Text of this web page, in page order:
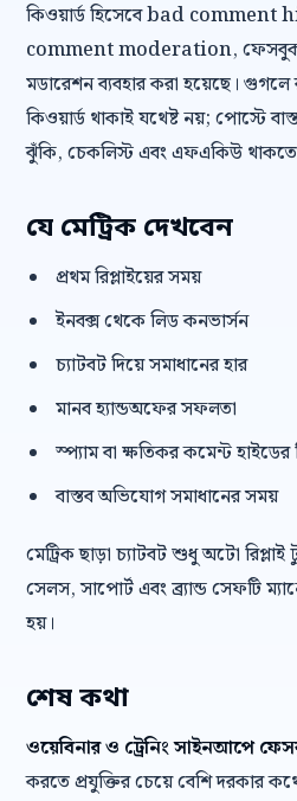
কিওয়ার্ড হিসেবে bad
comment moderation, ফেসবুক
মডারেশন ব্যবহার করা হয়েছে। গুগলে
কিওয়ার্ড থাকাই যথেষ্ট নয়; পোস্টে
ঝুঁকি, চেকলিস্ট এবং এফএকিউ
যে মেট্রিক দেখবেন
প্রথম রিপ্লাইয়ের সময়
ইনবক্স থেকে লিড কনভার্সন
চ্যাটবট দিয়ে সমাধানের হার
মানব হ্যান্ডঅফের সফলতা
স্প্যাম বা ক্ষতিকর কমেন্ট হাইডের
বাস্তব অভিযোগ সমাধানের সময়
মেট্রিক ছাড়া চ্যাটবট শুধু অটো
সেলস, সাপোর্ট এবং ব্র্যান্ড সেফটি
হয়।
শেষ কথা
ওয়েবিনার ও ট্রেনিং সাইনআপে
করতে প্রযুক্তির চেয়ে বেশি দরকার